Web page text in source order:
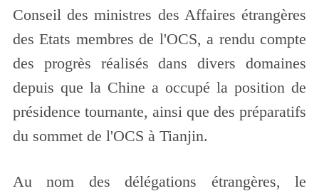
Conseil des ministres des Affaires étrangères
des Etats membres de l'OCS, a rendu compte
des progrès réalisés dans divers domaines
depuis que la Chine a occupé la position de
présidence tournante, ainsi que des préparatifs
du sommet de l'OCS à Tianjin.
Au nom des délégations étrangères, le